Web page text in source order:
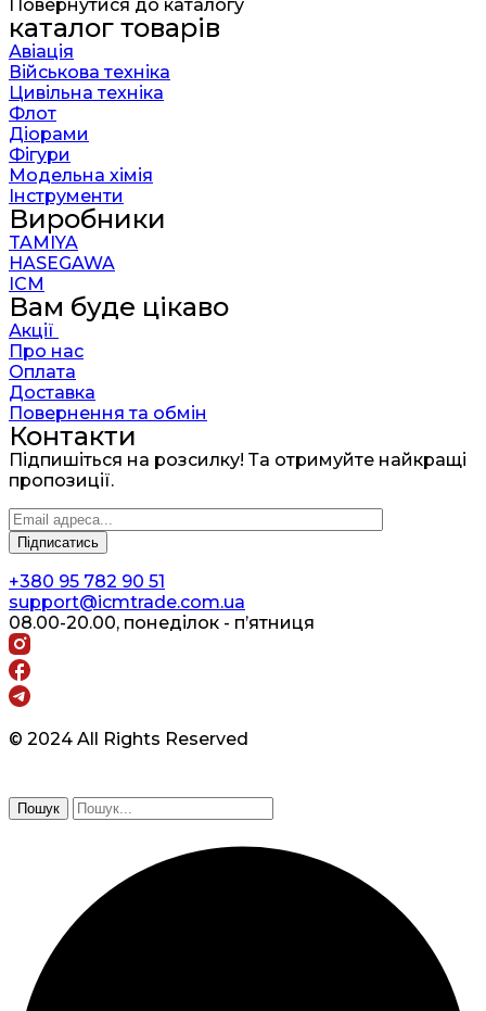
Повернутися до каталогу
каталог товарів
Авіація
Військова техніка
Цивільна техніка
Флот
Діорами
Фігури
Модельна хімія
Інструменти
Виробники
TAMIYA
HASEGAWA
ICM
Вам буде цікаво
Акції
Про нас
Оплата
Доставка
Повернення та обмін
Контакти
Підпишіться на розсилку! Та отримуйте найкращі
пропозиції.
+380 95 782 90 51
support@icmtrade.com.ua
08.00-20.00, понеділок - п’ятниця
© 2024 All Rights Reserved
Пошук